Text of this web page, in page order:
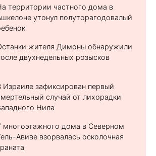
территории частного дома в
утонул полуторагодовалый
жителя Димоны обнаружили
двухнедельных розысков
Израиле зафиксирован первый
случай от лихорадки
Нила
многоэтажного дома в Северном
Авиве взорвалась осколочная